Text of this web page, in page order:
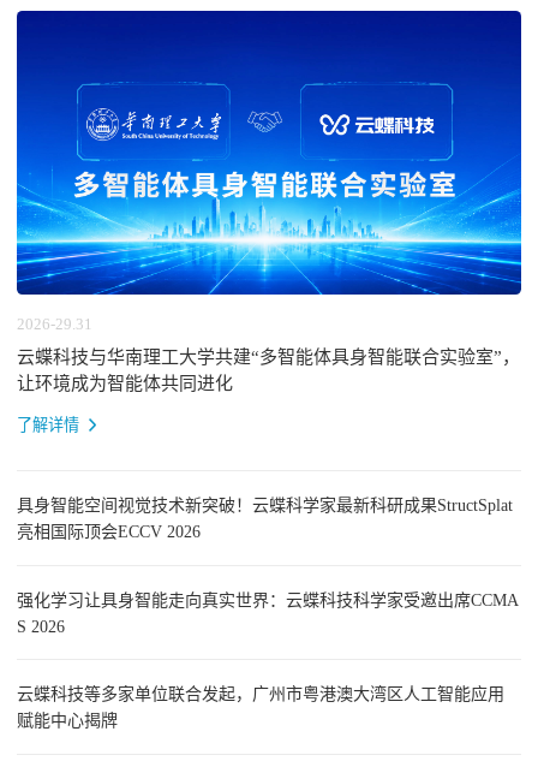
2026-29.31
云蝶科技与华南理工大学共建“多智能体具身智能联合实验室”，
让环境成为智能体共同进化
了解详情
具身智能空间视觉技术新突破！云蝶科学家最新科研成果StructSplat
亮相国际顶会ECCV 2026
强化学习让具身智能走向真实世界：云蝶科技科学家受邀出席CCMA
S 2026
云蝶科技等多家单位联合发起，广州市粤港澳大湾区人工智能应用
赋能中心揭牌